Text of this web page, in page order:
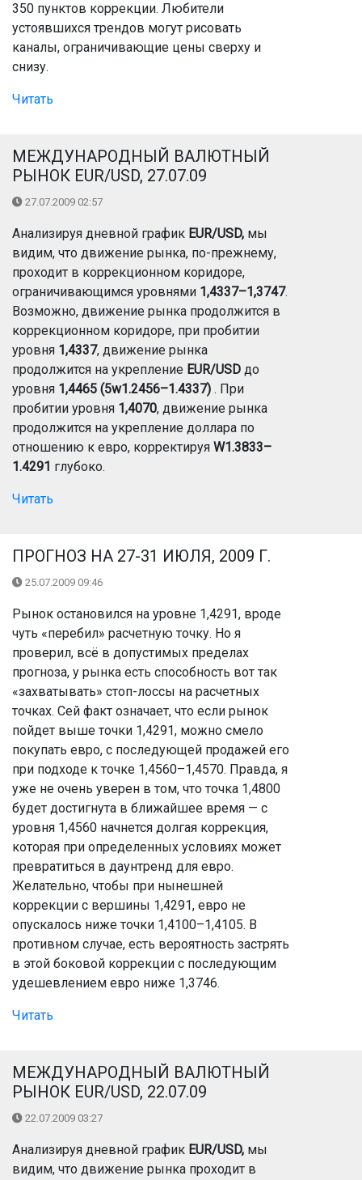
350 пунктов коррекции. Любители
устоявшихся трендов могут рисовать
каналы, ограничивающие цены сверху и
снизу.
Читать
МЕЖДУНАРОДНЫЙ ВАЛЮТНЫЙ
РЫНОК EUR/USD, 27.07.09
27.07.2009 02:57
Анализируя дневной график EUR/USD, мы
видим, что движение рынка, по-прежнему,
проходит в коррекционном коридоре,
ограничивающимся уровнями 1,4337–1,3747.
Возможно, движение рынка продолжится в
коррекционном коридоре, при пробитии
уровня 1,4337, движение рынка
продолжится на укрепление EUR/USD до
уровня 1,4465 (5w1.2456–1.4337) . При
пробитии уровня 1,4070, движение рынка
продолжится на укрепление доллара по
отношению к евро, корректируя W1.3833–
1.4291 глубоко.
Читать
ПРОГНОЗ НА 27-31 ИЮЛЯ, 2009 Г.
25.07.2009 09:46
Рынок остановился на уровне 1,4291, вроде
чуть «перебил» расчетную точку. Но я
проверил, всё в допустимых пределах
прогноза, у рынка есть способность вот так
«захватывать» стоп-лоссы на расчетных
точках. Сей факт означает, что если рынок
пойдет выше точки 1,4291, можно смело
покупать евро, с последующей продажей его
при подходе к точке 1,4560–1,4570. Правда, я
уже не очень уверен в том, что точка 1,4800
будет достигнута в ближайшее время — с
уровня 1,4560 начнется долгая коррекция,
которая при определенных условиях может
превратиться в даунтренд для евро.
Желательно, чтобы при нынешней
коррекции с вершины 1,4291, евро не
опускалось ниже точки 1,4100–1,4105. В
противном случае, есть вероятность застрять
в этой боковой коррекции с последующим
удешевлением евро ниже 1,3746.
Читать
МЕЖДУНАРОДНЫЙ ВАЛЮТНЫЙ
РЫНОК EUR/USD, 22.07.09
22.07.2009 03:27
Анализируя дневной график EUR/USD, мы
видим, что движение рынка проходит в